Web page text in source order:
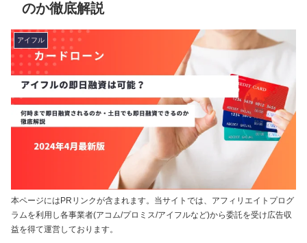
のか徹底解説
本ページにはPRリンクが含まれます。当サイトでは、アフィリエイトプログ
ラムを利用し各事業者(アコム/プロミス/アイフルなど)から委託を受け広告収
益を得て運営しております。
アイフル